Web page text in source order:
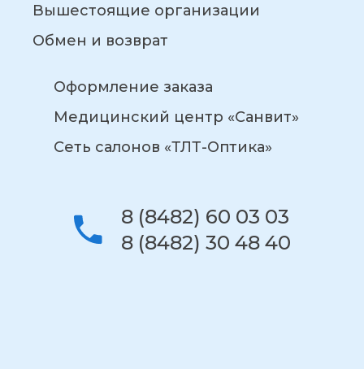
Вышестоящие организации
Обмен и возврат
Оформление заказа
Медицинский центр «Санвит»
Сеть салонов «ТЛТ-Оптика»
8 (8482) 60 03 03
8 (8482) 30 48 40